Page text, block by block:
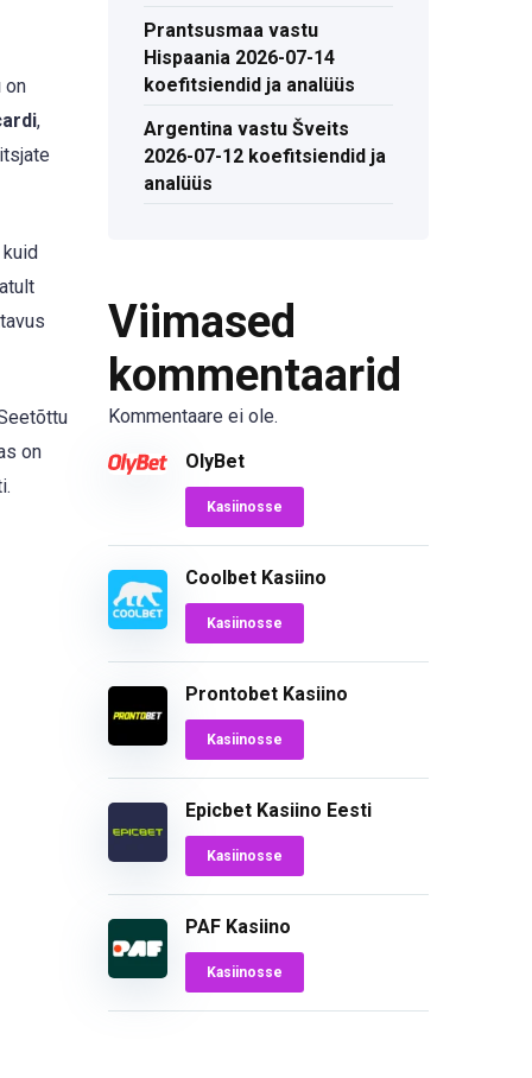
on
,
on
Prantsusmaa vastu
Hispaania 2026-07-14
koefitsiendid ja analüüs
Argentina vastu Šveits
2026-07-12 koefitsiendid ja
analüüs
Viimased
kommentaarid
Kommentaare ei ole.
OlyBet
Kasiinosse
Coolbet Kasiino
Kasiinosse
Prontobet Kasiino
Kasiinosse
Epicbet Kasiino Eesti
Kasiinosse
PAF Kasiino
Kasiinosse